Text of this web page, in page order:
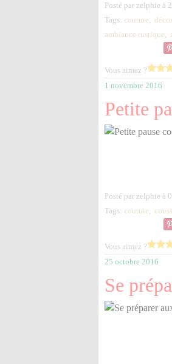
Posté par zelphie à
Tags: couture,
ambiance rustique,
Vous aimez ?
1 novembre 2016
Petite
Posté par zelphie à
Tags: couture,
Vous aimez ?
25 octobre 2016
Se